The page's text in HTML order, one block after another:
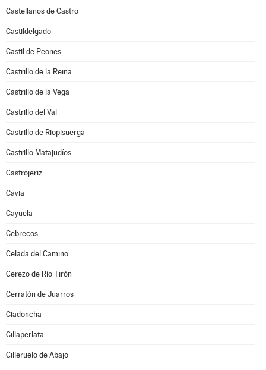
Castellanos de Castro
Castildelgado
Castil de Peones
Castrillo de la Reina
Castrillo de la Vega
Castrillo del Val
Castrillo de Riopisuerga
Castrillo Matajudíos
Castrojeriz
Cavia
Cayuela
Cebrecos
Celada del Camino
Cerezo de Río Tirón
Cerratón de Juarros
Ciadoncha
Cillaperlata
Cilleruelo de Abajo